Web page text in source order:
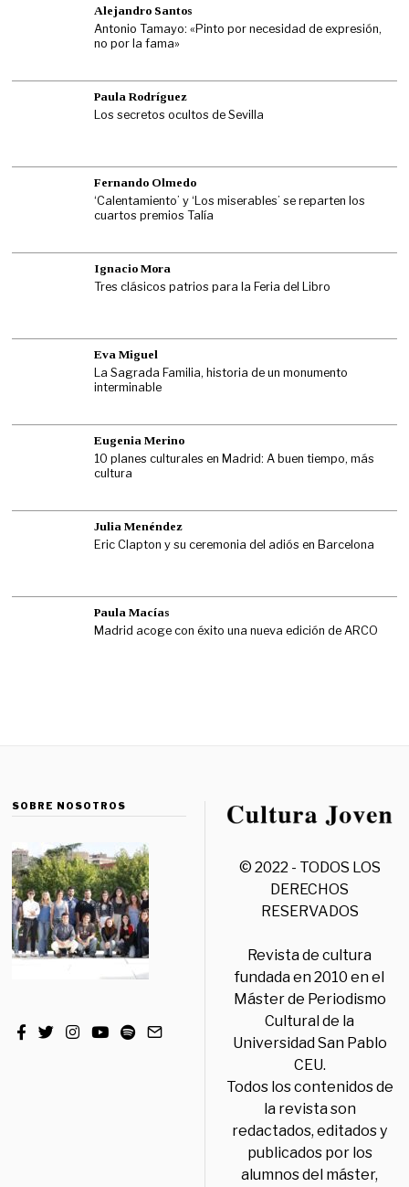
Alejandro Santos
Antonio Tamayo: «Pinto por necesidad de expresión,
no por la fama»
Paula Rodríguez
Los secretos ocultos de Sevilla
Fernando Olmedo
‘Calentamiento’ y ‘Los miserables’ se reparten los
cuartos premios Talía
Ignacio Mora
Tres clásicos patrios para la Feria del Libro
Eva Miguel
La Sagrada Familia, historia de un monumento
interminable
Eugenia Merino
10 planes culturales en Madrid: A buen tiempo, más
cultura
Julia Menéndez
Eric Clapton y su ceremonia del adiós en Barcelona
Paula Macías
Madrid acoge con éxito una nueva edición de ARCO
SOBRE NOSOTROS
© 2022 - TODOS LOS
DERECHOS
RESERVADOS
Revista de cultura
fundada en 2010 en el
Máster de Periodismo
Cultural de la
Universidad San Pablo
CEU.
Todos los contenidos de
la revista son
redactados, editados y
publicados por los
alumnos del máster,